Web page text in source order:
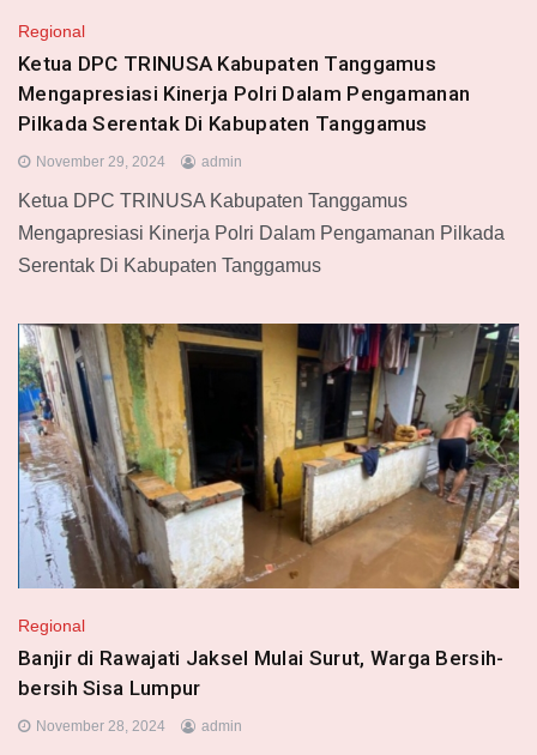
Regional
Ketua DPC TRINUSA Kabupaten Tanggamus
Mengapresiasi Kinerja Polri Dalam Pengamanan
Pilkada Serentak Di Kabupaten Tanggamus
November 29, 2024 admin
Ketua DPC TRINUSA Kabupaten Tanggamus
Mengapresiasi Kinerja Polri Dalam Pengamanan Pilkada
Serentak Di Kabupaten Tanggamus
Regional
Banjir di Rawajati Jaksel Mulai Surut, Warga Bersih-
bersih Sisa Lumpur
November 28, 2024 admin